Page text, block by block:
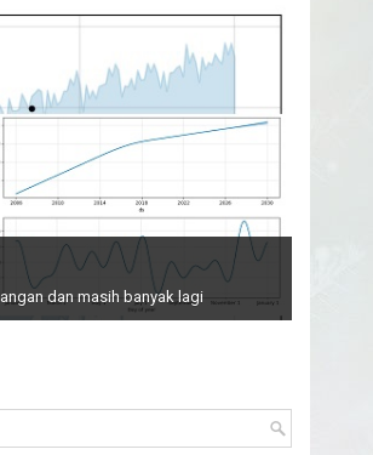
dan masih banyak lagi